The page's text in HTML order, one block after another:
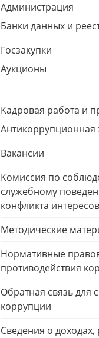
Администрация
Банки данных и
Госзакупки
Аукционы
Кадровая работа и
Антикоррупционная
Вакансии
Комиссия по
служебному
конфликта
Методические
Нормативные
противодействия
Обратная связь для
коррупции
Сведения о